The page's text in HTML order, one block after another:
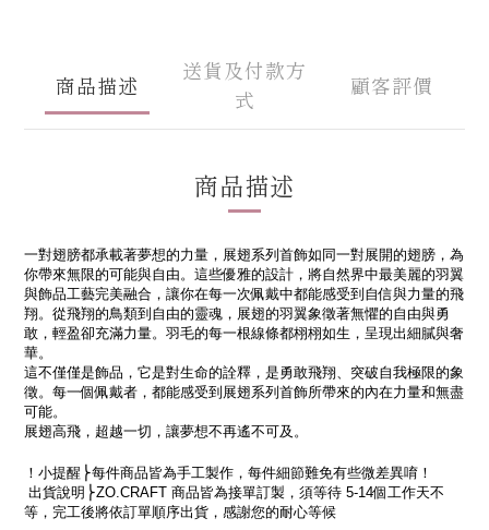
商品描述
送貨及付款方
式
顧客評價
商品描述
一對翅膀都承載著夢想的力量，展翅系列首飾如同一對展開的翅膀，為
你帶來無限的可能與自由。這些優雅的設計，將自然界中最美麗的羽翼
與飾品工藝完美融合，讓你在每一次佩戴中都能感受到自信與力量的飛
翔。從飛翔的鳥類到自由的靈魂，展翅的羽翼象徵著無懼的自由與勇
敢，輕盈卻充滿力量。羽毛的每一根線條都栩栩如生，呈現出細膩與奢
華。
這不僅僅是飾品，它是對生命的詮釋，是勇敢飛翔、突破自我極限的象
徵。每一個佩戴者，都能感受到展翅系列首飾所帶來的內在力量和無盡
可能。
展翅高飛，超越一切，讓夢想不再遙不可及。
！小提醒 ⎬每件商品皆為手工製作，每件細節難免有些微差異唷！
出貨說明 ⎬ZO.CRAFT 商品皆為接單訂製，須等待 5-14個工作天不
等，完工後將依訂單順序出貨，感謝您的耐心等候